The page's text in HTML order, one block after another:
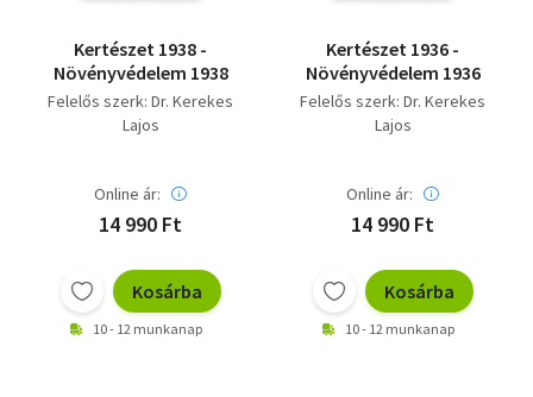
Kertészet 1938 -
Növényvédelem 1938
Felelős szerk: Dr. Kerekes
Lajos
Online ár:
14 990 Ft
Kosárba
10 - 12 munkanap
Kertészet 1936 -
Növényvédelem 1936
Felelős szerk: Dr. Kerekes
Lajos
Online ár:
14 990 Ft
Kosárba
10 - 12 munkanap